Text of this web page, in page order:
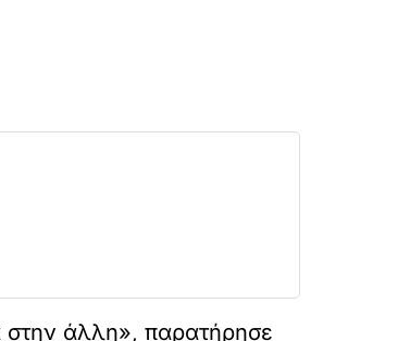
στην άλλη», παρατήρησε